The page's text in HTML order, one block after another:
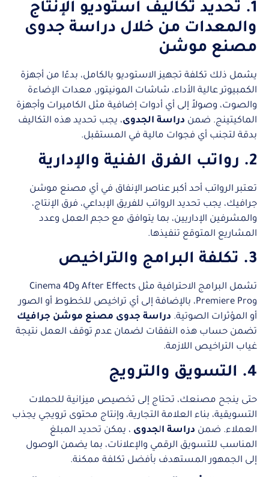
1. تحديد تكاليف استوديو الإنتاج
والمعدات من خلال دراسة جدوى
مصنع موشن
يشمل ذلك تكلفة تجهيز الاستوديو بالكامل، بدءًا من أجهزة
الكمبيوتر عالية الأداء، شاشات المونيتور، معدات الإضاءة
والصوت، وصولاً إلى أي أدوات إضافية مثل الكاميرات وأجهزة
الماكيتينج. ضمن دراسة الجدوى، يجب تحديد هذه التكاليف
بدقة لتجنب أي فجوات مالية في المستقبل.
2. رواتب الفرق الفنية والإدارية
تعتبر الرواتب أحد أكبر عناصر الإنفاق في أي مصنع موشن
جرافيك، يجب تحديد الرواتب للفريق الإبداعي، فرق الإنتاج،
والمشرفين الإداريين، بما يتوافق مع حجم العمل وعدد
المشاريع المتوقع تنفيذها.
3. تكلفة البرامج والتراخيص
تشمل البرامج الاحترافية مثل After Effects وCinema 4D
وPremiere Pro، بالإضافة إلى أي تراخيص للخطوط أو الصور
أو المؤثرات الصوتية. دراسة جدوى مصنع موشن جرافيك
تضمن حساب هذه النفقات لضمان عدم توقف العمل نتيجة
غياب التراخيص اللازمة.
4. التسويق والترويج
حتى ينجح مصنعك، تحتاج إلى تخصيص ميزانية للحملات
التسويقية، بناء العلامة التجارية، وإنتاج محتوى ترويجي يجذب
العملاء. ضمن دراسة الجدوى ، يمكن تحديد المبلغ
المناسب للتسويق الرقمي والإعلانات، بما يضمن الوصول
إلى الجمهور المستهدف بأفضل تكلفة ممكنة.